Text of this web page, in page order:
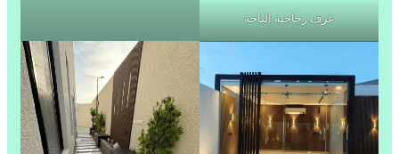
غرف زجاجية الباحة